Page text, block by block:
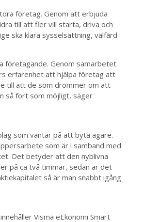
företag. Genom att erbjuda
till att fler vill starta, driva och
ska klara sysselsättning, välfärd
företagande. Genom samarbetet
erfarenhet att hjälpa företag att
till att de som drömmer om att
så fort som möjligt, säger
som väntar på att byta ägare.
som är i samband med
Det betyder att den nyblivna
på ca två timmar, sedan är det
så är man snabbt igång
Visma eEkonomi Smart